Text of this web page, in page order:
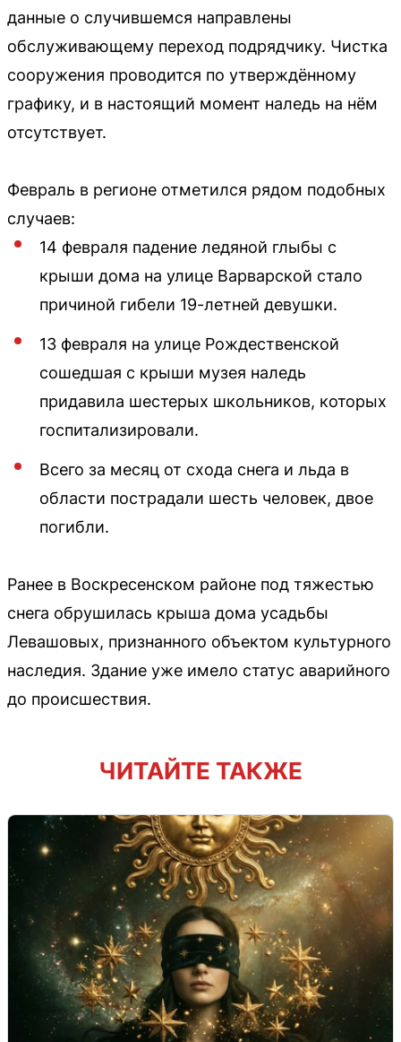
данные о случившемся направлены
обслуживающему переход подрядчику. Чистка
сооружения проводится по утверждённому
графику, и в настоящий момент наледь на нём
отсутствует.
Февраль в регионе отметился рядом подобных
случаев:
14 февраля падение ледяной глыбы с
крыши дома на улице Варварской стало
причиной гибели 19-летней девушки.
13 февраля на улице Рождественской
сошедшая с крыши музея наледь
придавила шестерых школьников, которых
госпитализировали.
Всего за месяц от схода снега и льда в
области пострадали шесть человек, двое
погибли.
Ранее в Воскресенском районе под тяжестью
снега обрушилась крыша дома усадьбы
Левашовых, признанного объектом культурного
наследия. Здание уже имело статус аварийного
до происшествия.
ЧИТАЙТЕ ТАКЖЕ